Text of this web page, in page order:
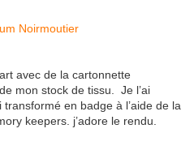
avec de la cartonnette
mon stock de tissu. Je l’ai
en badge à l’aide de la
keepers. j’adore le rendu.